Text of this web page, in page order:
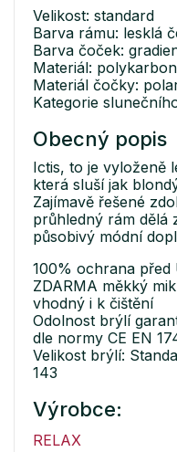
Velikost: standard
Barva rámu: lesklá
Barva čoček:
Materiál:
Materiál čočky:
Kategorie
Obecný popis
Ictis, to je vyloženě
která sluší jak
Zajímavě řešené
průhledný rám dělá
působivý módní
100% ochrana před
ZDARMA měkký
vhodný i k čištění
Odolnost brýlí
dle normy CE EN
Velikost brýlí:
143
Výrobce:
RELAX